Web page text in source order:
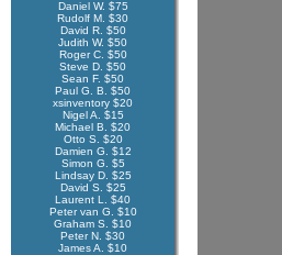
Daniel W. $75
Rudolf M. $30
David R. $50
Judith W. $50
Roger C. $50
Steve D. $50
Sean F. $50
Paul G. B. $50
xsinventory $20
Nigel A. $15
Michael B. $20
Otto S. $20
Damien G. $12
Simon G. $5
Lindsay D. $25
David S. $25
Laurent L. $40
Peter van G. $10
Graham S. $10
Peter N. $30
James A. $10